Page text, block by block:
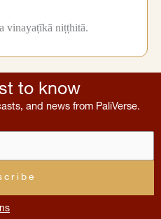
vinayaṭīkā niṭṭhitā.
to know
and news from PaliVerse.